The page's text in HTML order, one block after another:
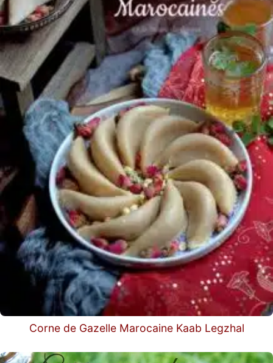
mode de préparation étape par étape.
Cornes de gazelle, chebakia, briouates aux amandes,
baghrir, que des délices succulents et très sucrées
qui s’adapteront à merveille avec un verre de thé à la
menthe, boisson nationale des marocains.
Apportez une touche marocaine à vos événements
spéciaux ou simplement pour vous faire plaisir. Des
petits bijoux sucrés qui éveilleront vos sens et vous
transporteront au cœur du Maroc.
Corne de Gazelle Marocaine Kaab Legzhal